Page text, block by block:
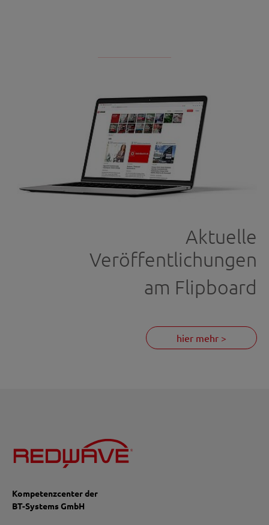
Aktuelle
Veröffentlichungen
am Flipboard
hier mehr >
Kompetenzcenter der
BT-Systems GmbH